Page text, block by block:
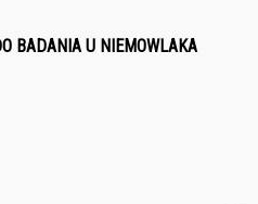
BADANIA U NIEMOWLAKA